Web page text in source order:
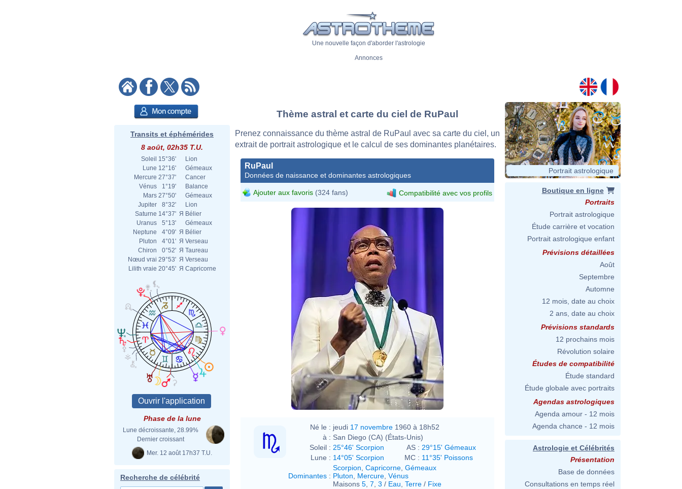
Une nouvelle façon d'aborder l'astrologie
Annonces
Transits et éphémérides
8 août, 02h35 T.U.
Soleil 15°36'
Lion
Lune 12°16'
Gémeaux
Mercure 27°37'
Cancer
Vénus
1°19'
Balance
Mars 27°50'
Gémeaux
Jupiter
8°32'
Lion
Saturne 14°37' Я Bélier
Uranus
5°13'
Gémeaux
Neptune
4°09' Я Bélier
Pluton
4°01' Я Verseau
Chiron
0°52' Я Taureau
Nœud vrai 29°53' Я Verseau
Lilith vraie 20°45' Я Capricorne
Phase de la lune
Lune décroissante, 28.99%
Dernier croissant
Mer. 12 août 17h37 T.U.
Recherche de célébrité
Thème astral et carte du ciel de RuPaul
Prenez connaissance du thème astral de RuPaul avec sa carte du ciel, un
extrait de portrait astrologique et le calcul de ses dominantes planétaires.
RuPaul
Données de naissance et dominantes astrologiques
Ajouter aux favoris (324 fans) Compatibilité avec vos profils
Né le : jeudi 17 novembre 1960 à 18h52
à : San Diego (CA) (États-Unis)
Soleil : 25°46' Scorpion AS : 29°15' Gémeaux
Lune : 14°05' Scorpion MC : 11°35' Poissons
Dominantes :
Scorpion Capricorne Gémeaux
Pluton
Mercure Vénus
Maisons 5 7 3 / Eau Terre / Fixe
Portrait astrologique
Boutique en ligne
Portraits
Portrait astrologique
Étude carrière et vocation
Portrait astrologique enfant
Prévisions détaillées
Août
Septembre
Automne
12 mois, date au choix
2 ans, date au choix
Prévisions standards
12 prochains mois
Révolution solaire
Études de compatibilité
Étude standard
Étude globale avec portraits
Agendas astrologiques
Agenda amour - 12 mois
Agenda chance - 12 mois
Astrologie et Célébrités
Présentation
Base de données
Consultations en temps réel